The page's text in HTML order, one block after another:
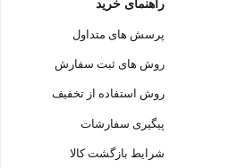
راهنمای خرید
پرسش های متداول
روش های ثبت سفارش
روش استفاده از تخفیف
پیگیری سفارشات
شرایط بازگشت کالا